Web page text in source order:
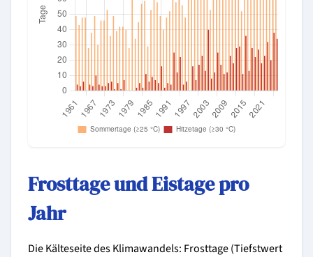
Frosttage und Eistage pro
Jahr
Die Kälteseite des Klimawandels: Frosttage (Tiefstwert